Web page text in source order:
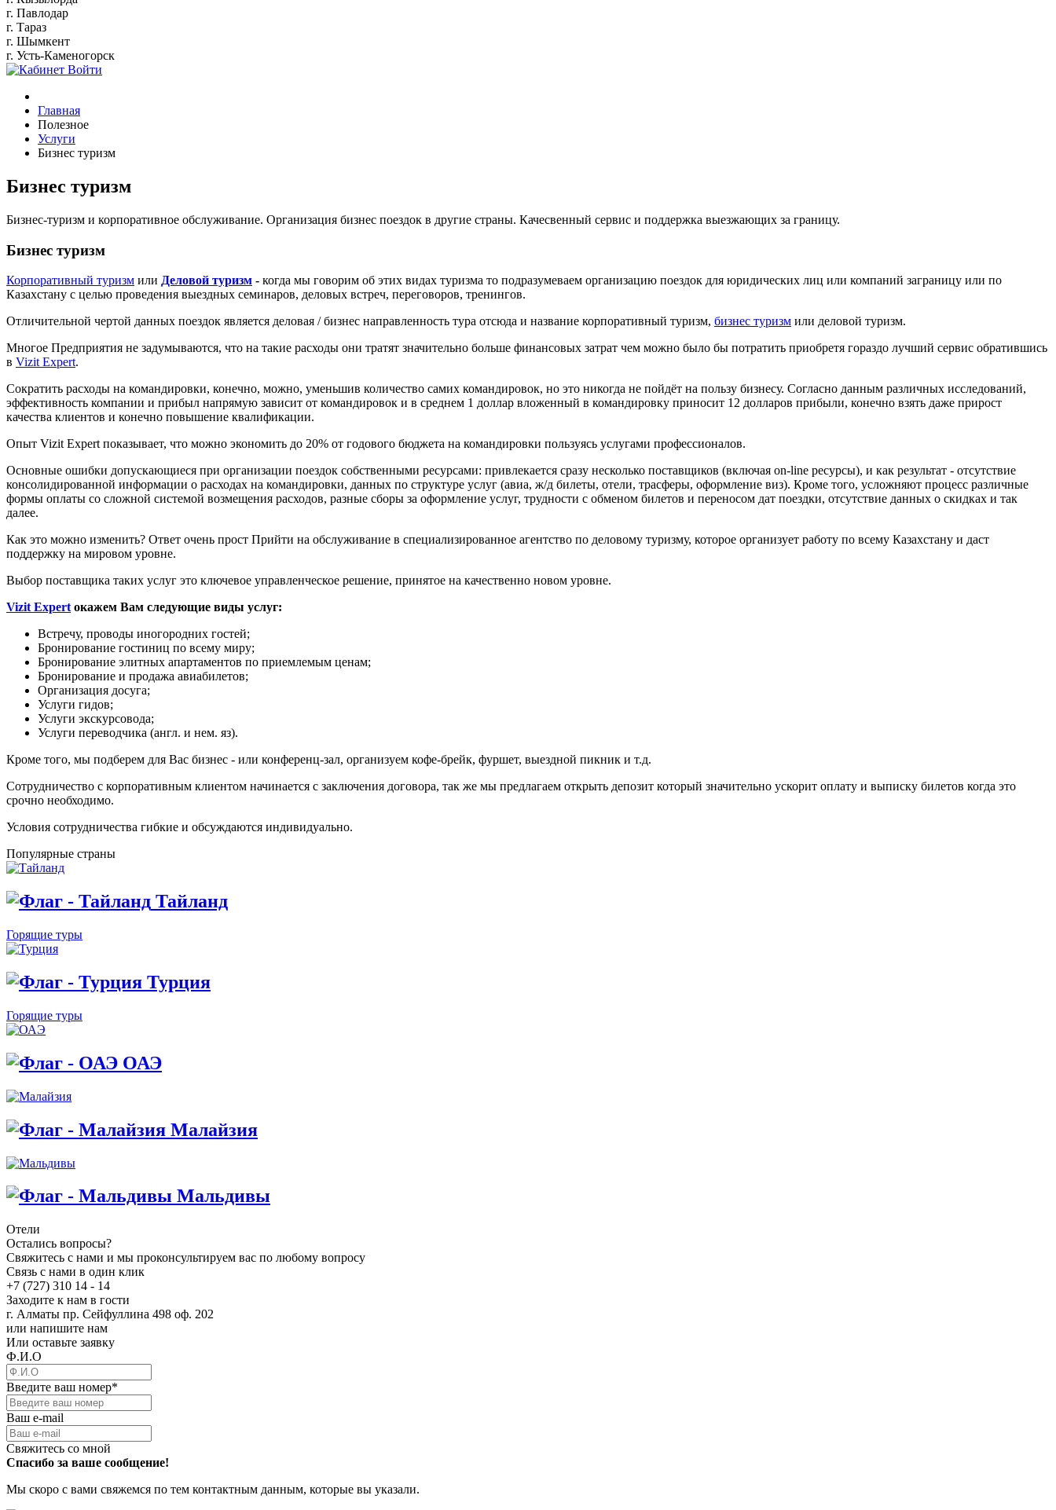
г. Павлодар
г. Тараз
г. Шымкент
г. Усть-Каменогорск
Войти
Главная
Полезное
Услуги
Бизнес туризм
Бизнес туризм
Бизнес-туризм и корпоративное обслуживание. Организация бизнес поездок в другие страны. Качесвенный сервис и поддержка выезжающих за границу.
Бизнес туризм
Корпоративный туризм или Деловой туризм - когда мы говорим об этих видах туризма то подразумеваем организацию поездок для юридических лиц или компаний заграницу или по
Казахстану с целью проведения выездных семинаров, деловых встреч, переговоров, тренингов.
Отличительной чертой данных поездок является деловая / бизнес направленность тура отсюда и название корпоративный туризм, бизнес туризм или деловой туризм.
Многое Предприятия не задумываются, что на такие расходы они тратят значительно больше финансовых затрат чем можно было бы потратить приобретя гораздо лучший сервис обратившись
в Vizit Expert.
Сократить расходы на командировки, конечно, можно, уменьшив количество самих командировок, но это никогда не пойдёт на пользу бизнесу. Согласно данным различных исследований,
эффективность компании и прибыл напрямую зависит от командировок и в среднем 1 доллар вложенный в командировку приносит 12 долларов прибыли, конечно взять даже прирост
качества клиентов и конечно повышение квалификации.
Опыт Vizit Expert показывает, что можно экономить до 20% от годового бюджета на командировки пользуясь услугами профессионалов.
Основные ошибки допускающиеся при организации поездок собственными ресурсами: привлекается сразу несколько поставщиков (включая on-line ресурсы), и как результат - отсутствие
консолидированной информации о расходах на командировки, данных по структуре услуг (авиа, ж/д билеты, отели, трасферы, оформление виз). Кроме того, усложняют процесс различные
формы оплаты со сложной системой возмещения расходов, разные сборы за оформление услуг, трудности с обменом билетов и переносом дат поездки, отсутствие данных о скидках и так
далее.
Как это можно изменить? Ответ очень прост Прийти на обслуживание в специализированное агентство по деловому туризму, которое организует работу по всему Казахстану и даст
поддержку на мировом уровне.
Выбор поставщика таких услуг это ключевое управленческое решение, принятое на качественно новом уровне.
Vizit Expert окажем Вам следующие виды услуг:
Встречу, проводы иногородних гостей;
Бронирование гостиниц по всему миру;
Бронирование элитных апартаментов по приемлемым ценам;
Бронирование и продажа авиабилетов;
Организация досуга;
Услуги гидов;
Услуги экскурсовода;
Услуги переводчика (англ. и нем. яз).
Кроме того, мы подберем для Вас бизнес - или конференц-зал, организуем кофе-брейк, фуршет, выездной пикник и т.д.
Сотрудничество с корпоративным клиентом начинается с заключения договора, так же мы предлагаем открыть депозит который значительно ускорит оплату и выписку билетов когда это
срочно необходимо.
Условия сотрудничества гибкие и обсуждаются индивидуально.
Популярные страны
Тайланд
Горящие туры
Турция
Горящие туры
ОАЭ
Малайзия
Мальдивы
Отели
Остались вопросы?
Свяжитесь с нами и мы проконсультируем вас по любому вопросу
Связь с нами в один клик
+7 (727) 310 14 - 14
Заходите к нам в гости
г. Алматы пр. Сейфуллина 498 оф. 202
или напишите нам
Или оставьте заявку
Ф.И.О
Введите ваш номер*
Ваш e-mail
Свяжитесь со мной
Спасибо за ваше сообщение!
Мы скоро с вами свяжемся по тем контактным данным, которые вы указали.